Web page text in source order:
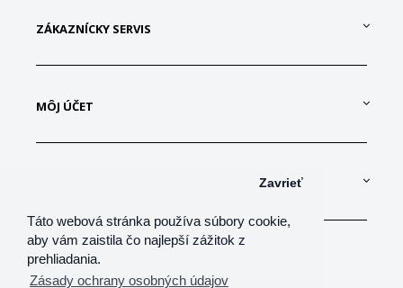
Táto webová stránka používa súbory cookie,
aby vám zaistila čo najlepší zážitok z
prehliadania.
Zásady ochrany osobných údajov
Zavrieť
ZÁKAZNÍCKY SERVIS
MÔJ ÚČET